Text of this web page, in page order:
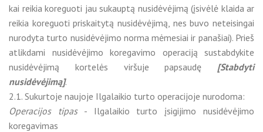
kai reikia koreguoti jau sukauptą nusidėvėjimą (įsivėlė klaida ar
reikia koreguoti priskaitytą nusidėvėjimą, nes buvo neteisingai
nurodyta turto nusidėvėjimo norma mėmesiai ir panašiai). Prieš
atlikdami nusidėvėjimo koregavimo operaciją sustabdykite
nusidėvėjimą kortelės viršuje papsaudę [Stabdyti
nusidėvėjimą].
2.1. Sukurtoje naujoje Ilgalaikio turto operacijoje nurodoma:
Operacijos tipas- Ilgalaikio turto įsigijimo nusidėvėjimo
koregavimas